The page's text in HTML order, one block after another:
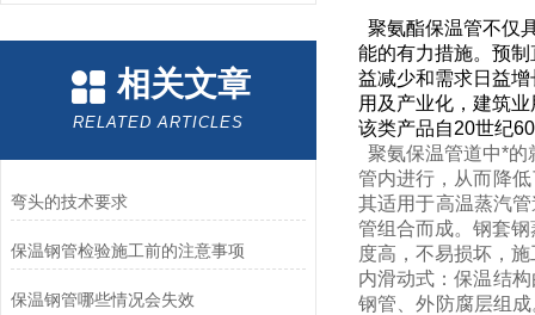
相关文章
RELATED ARTICLES
弯头的技术要求
保温钢管检验施工前的注意事项
保温钢管哪些情况会失效
聚氨酯保温管不仅
能的有力措施。预
益减少和需求日益
用及产业化，建筑
该类产品自20世纪
聚氨保温管道中*
管内进行，从而降
其适用于高温蒸汽
管组合而成。钢套
度高，不易损坏，
内滑动式：保温结
钢管、外防腐层组